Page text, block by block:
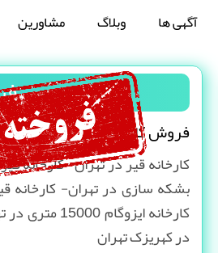
آگهی ها وبلاگ مشاورین
فروش کارخانه قیر 15000 متری در تهران
کارخانه قیر در تهران- کارخانه
کارخانه
در کهریزک تهران